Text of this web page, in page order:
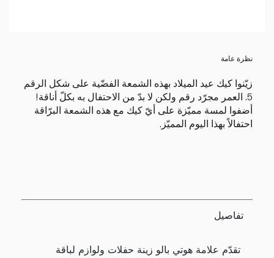
نظرة عامة
زيّنوا كيك عيد الميلاد بهذه الشمعة الفضّية على شكل الرقم
5. العمر مجرّد رقم ولكن لا بدّ من الاحتفال به بكلّ أناقة!
أضفوا لمسة مميّزة على أيّ كيك مع هذه الشمعة البرّاقة
احتفالاً بهذا اليوم المميّز.
تفاصيل
تقدّم علامة هوتي بالو زينة حفلات ولوازم لباقة